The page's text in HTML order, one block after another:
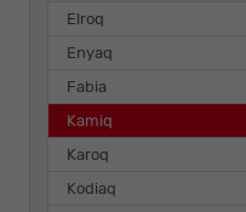
Elroq
Enyaq
Fabia
Kamiq
Karoq
Kodiaq